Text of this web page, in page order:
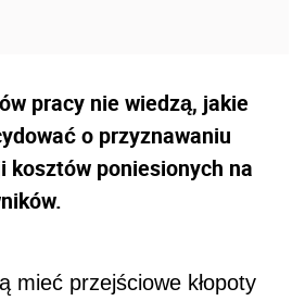
pracy nie wiedzą, jakie
o przyznawaniu
poniesionych na
mieć przejściowe kłopoty